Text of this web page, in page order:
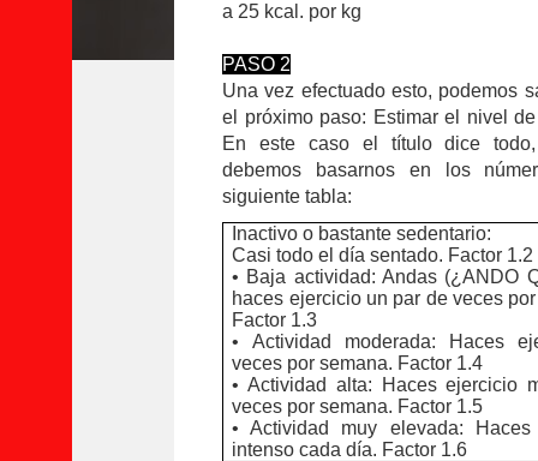
a 25 kcal. por kg
PASO 2
Una vez efectuado esto, podemos
el próximo paso: Estimar el nivel
En este caso el título dice
debemos basarnos en los
siguiente tabla:
Inactivo o bastante sedentario:
Casi todo el día sentado. Factor 1.2
• Baja actividad: Andas (¿ANDO
haces ejercicio un par de veces
Factor 1.3
• Actividad moderada: Haces
veces por semana. Factor 1.4
• Actividad alta: Haces ejercicio
veces por semana. Factor 1.5
• Actividad muy elevada: Haces
intenso cada día. Factor 1.6